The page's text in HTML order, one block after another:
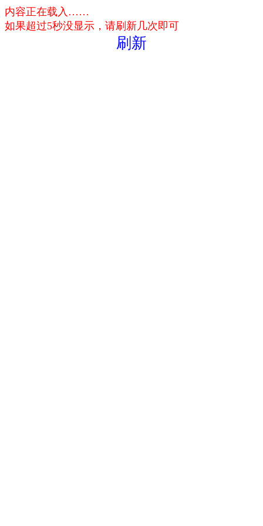
内容正在载入……
如果超过5秒没显示，请刷新几次即可
刷新